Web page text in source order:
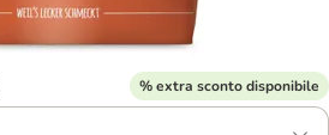
% extra sconto disponibile